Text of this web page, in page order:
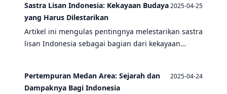
dan sastra lisan dalam transformasi kesehatan.
Sastra Lisan Indonesia: Kekayaan Budaya
yang Harus Dilestarikan
2025-04-25
Artikel ini mengulas pentingnya melestarikan sastra
lisan Indonesia sebagai bagian dari kekayaan
Tambo, dan berbagai tradisi lisan lainnya.
Pertempuran Medan Area: Sejarah dan
Dampaknya Bagi Indonesia
2025-04-24